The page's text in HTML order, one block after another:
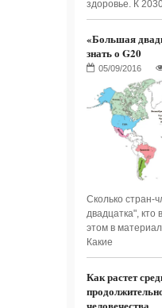
здоровье. К
«Большая
знать о G20
Сколько стран-
двадцатка",
этом в
Какие
Как растет